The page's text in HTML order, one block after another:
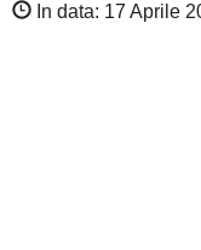
In data: 17 Aprile